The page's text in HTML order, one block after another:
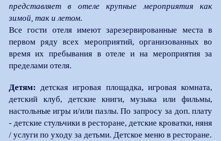
представляет в отеле крупные мероприятия как
зимой, так и летом.
Все гости отеля имеют зарезервированные места в
первом ряду всех мероприятий, организованных во
время их пребывания в отеле и на мероприятия за
пределами отеля.
Детям: детская игровая площадка, игровая комната,
детский клуб, детские книги, музыка или фильмы,
настольные игры и/или пазлы. По запросу за доп. плату
- детские стульчики в ресторане, детские кроватки, няня
/ услуги по уходу за детьми. Детское меню в ресторане.